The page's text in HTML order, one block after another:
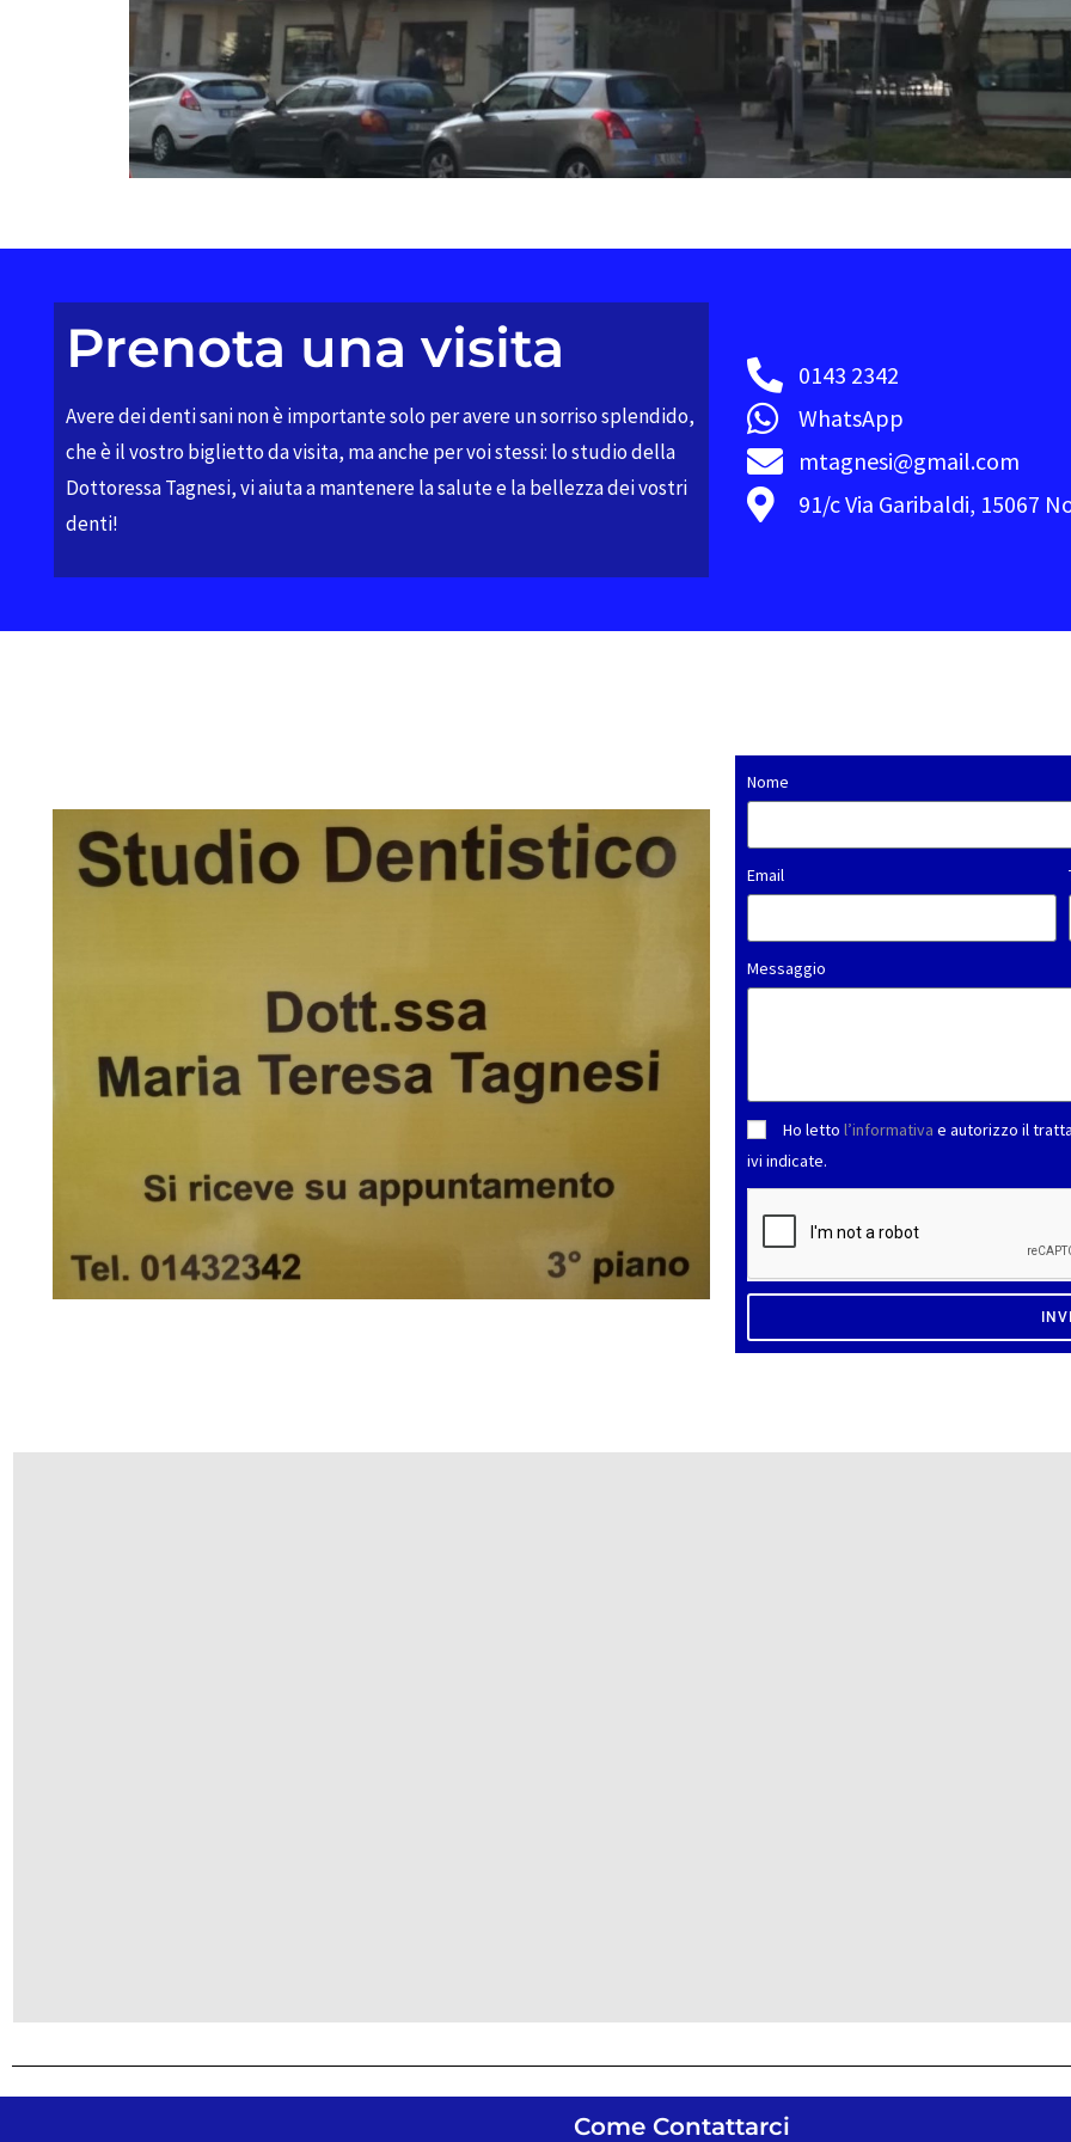
Prenota una visita
Avere dei denti sani non è importante solo per avere un sorriso splendido,
che è il vostro biglietto da visita, ma anche per voi stessi: lo studio della
Dottoressa Tagnesi, vi aiuta a mantenere la salute e la bellezza dei vostri
denti!
0143 2342
WhatsApp
mtagnesi@gmail.com
91/c Via Garibaldi, 15067
Nome
Email
Messaggio
Ho letto l’informativa e autorizzo il
ivi indicate.
Come Contattarci